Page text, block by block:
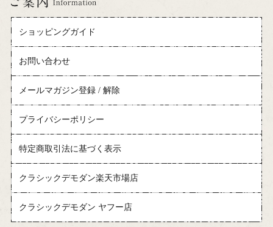
ショッピングガイド
お問い合わせ
メールマガジン登録 / 解除
プライバシーポリシー
特定商取引法に基づく表示
クラシックデモダン楽天市場店
クラシックデモダン ヤフー店